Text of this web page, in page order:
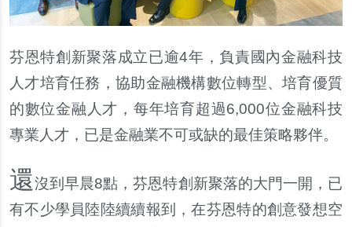
芬恩特創新聚落成立已逾4年，負責國內金融科技
人才培育任務，協助金融機構數位轉型、培育優質
的數位金融人才，每年培育超過6,000位金融科技
專業人才，已是金融業不可或缺的最佳策略夥伴。
還沒到早晨8點，芬恩特創新聚落的大門一開，已
有不少學員陸陸續續報到，在芬恩特的創意發想空